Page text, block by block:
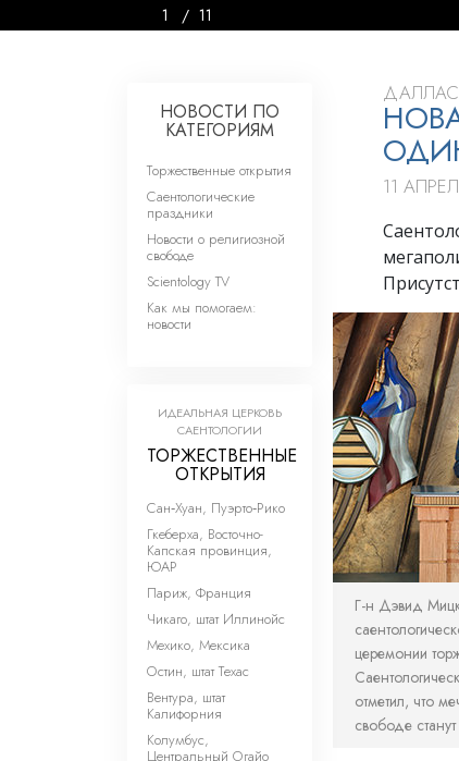
ТУР
1 / 11
11
Г-н Дэвид
церемонии
отметил, что
свободе
НОВОСТИ ПО
КАТЕГОРИЯМ
Торжественные открытия
Саентологические
праздники
Новости о религиозной
свободе
Scientology TV
Как мы помогаем:
новости
ИДЕАЛЬНАЯ ЦЕРКОВЬ
САЕНТОЛОГИИ
ТОРЖЕСТВЕННЫЕ
ОТКРЫТИЯ
Сан‑Хуан, Пуэрто‑Рико
Гкеберха, Восточно-
Капская провинция,
ЮАР
Париж, Франция
Чикаго, штат Иллинойс
Мехико, Мексика
Остин, штат Техас
Вентура, штат
Калифорния
Колумбус,
Центральный Огайо